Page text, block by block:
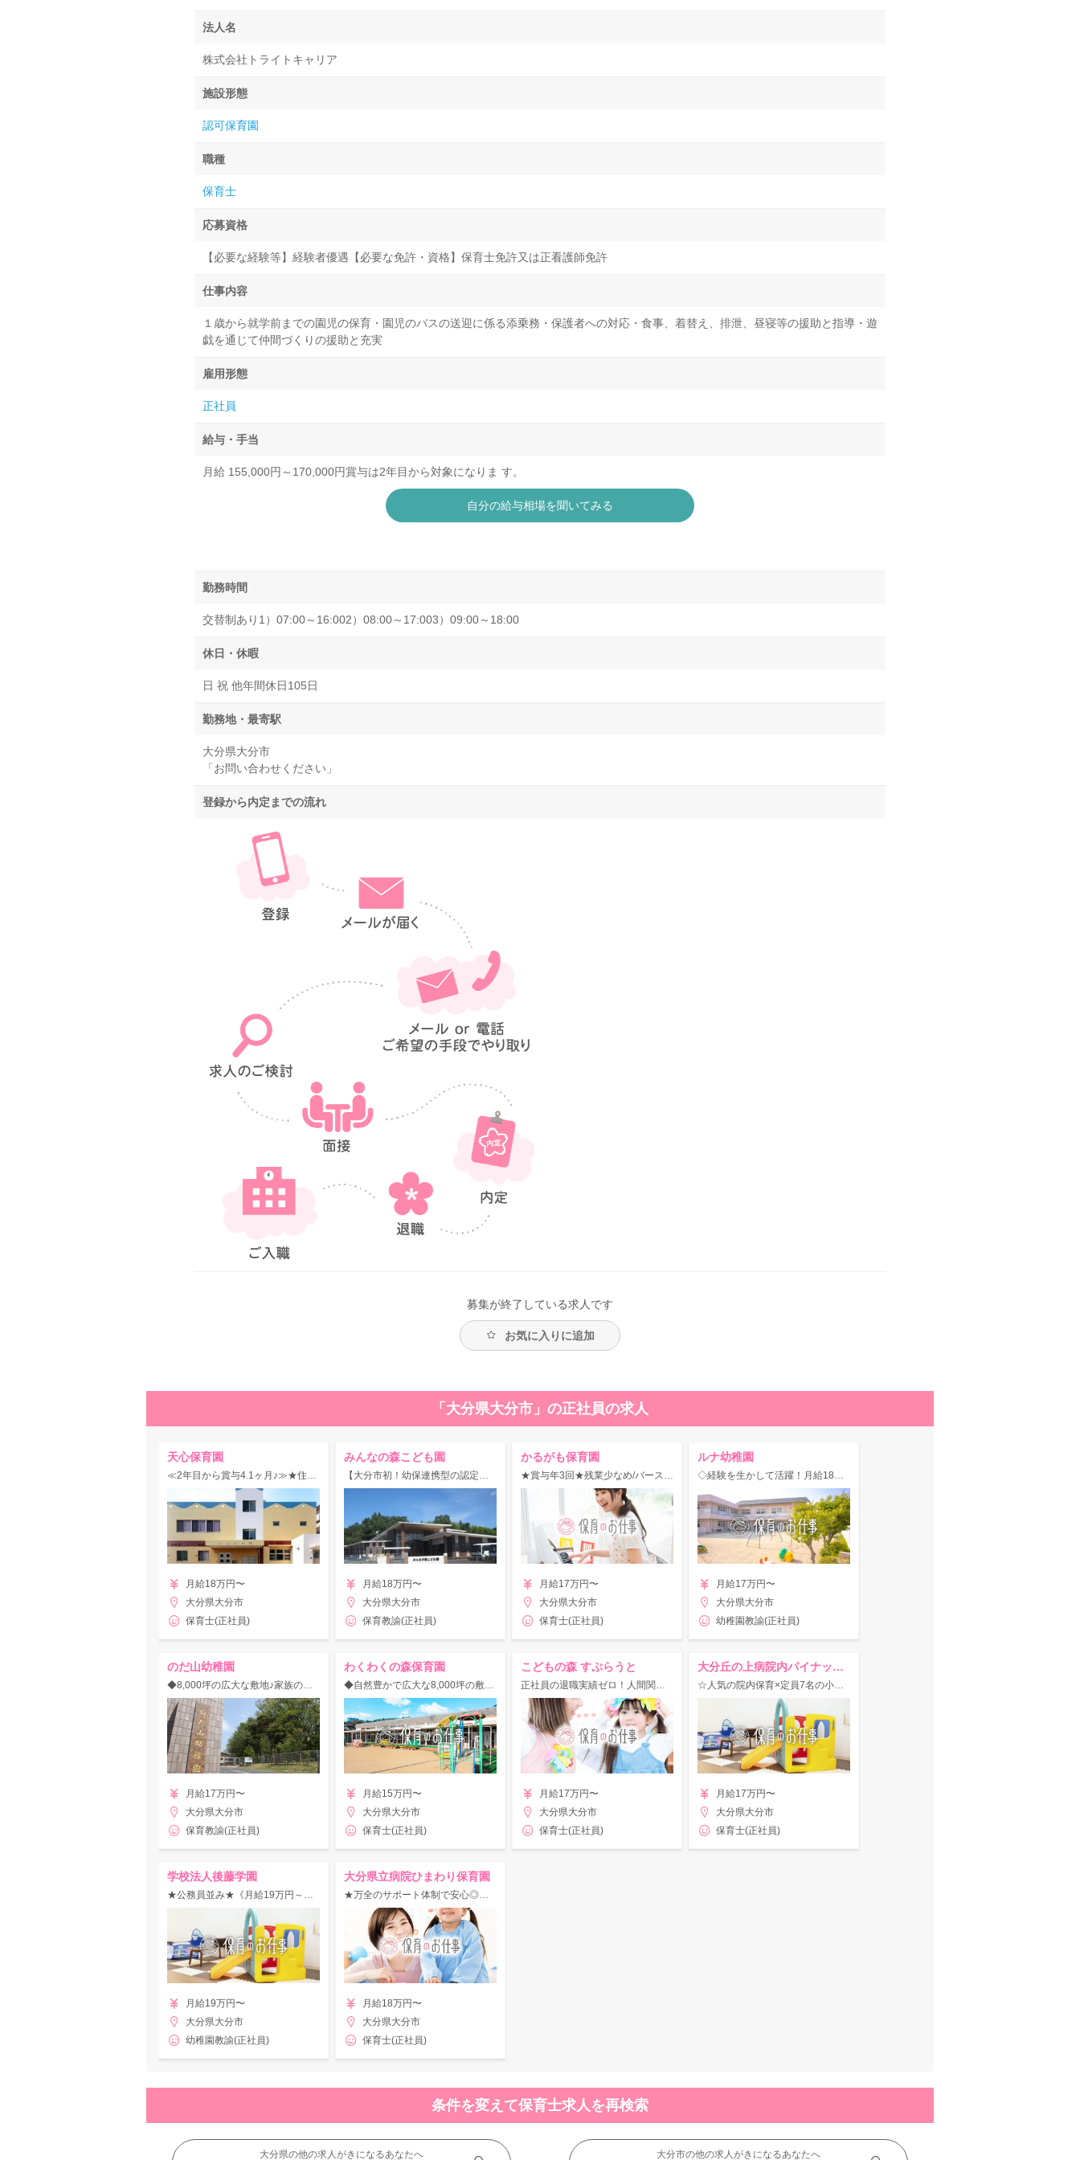
法人名
株式会社トライトキャリア
施設形態
認可保育園
職種
保育士
応募資格
【必要な経験等】経験者優遇【必要な免許・資格】保育士免許又は正看護師免許
仕事内容
１歳から就学前までの園児の保育・園児のバスの送迎に係る添乗務・保護者への対応・食事、着替え、排泄、昼寝等の援助と指導・遊
戯を通じて仲間づくりの援助と充実
雇用形態
正社員
給与・手当
月給 155,000円～170,000円賞与は2年目から対象になりま す。
自分の給与相場を聞いてみる
勤務時間
交替制あり1）07:00～16:002）08:00～17:003）09:00～18:00
休日・休暇
日 祝 他年間休日105日
勤務地・最寄駅
大分県大分市
「お問い合わせください」
登録から内定までの流れ
募集が終了している求人です
お気に入りに追加
「大分県大分市」の正社員の求人
天心保育園
≪2年目から賞与4.1ヶ月♪≫★住宅手当あり★自然あそびが好きな先生大歓迎！
月給18万円〜
大分県大分市
保育士(正社員)
みんなの森こども園
【大分市初！幼保連携型の認定こども園です！】◇育休取得実績あり◎マイカーOK！
月給18万円〜
大分県大分市
保育教諭(正社員)
かるがも保育園
★賞与年3回★残業少なめ/バースデー休暇/託児施設あり★安心して長く勤務できる！
月給17万円〜
大分県大分市
保育士(正社員)
ルナ幼稚園
◇経験を生かして活躍！月給18万円以上♪明るく誠実な先生を募集☆
月給17万円〜
大分県大分市
幼稚園教諭(正社員)
のだ山幼稚園
◆8,000坪の広大な敷地♪家族のような最高の仲間と働きませんか？
月給17万円〜
大分県大分市
保育教諭(正社員)
わくわくの森保育園
◆自然豊かで広大な8,000坪の敷地◆週休2日制×福利厚生充実◎働きやすさ抜群！
月給15万円〜
大分県大分市
保育士(正社員)
こどもの森 すぷらうと
正社員の退職実績ゼロ！人間関係の良さが自慢♪2名担任制×急な休みにも対応！≪残業少なめ◎≫
月給17万円〜
大分県大分市
保育士(正社員)
大分丘の上病院内パイナップル保育園
☆人気の院内保育×定員7名の小規模☆夜勤ナシ◎年休120日♪福利厚生×休暇・教育制度充実！
月給17万円〜
大分県大分市
保育士(正社員)
学校法人後藤学園
★公務員並み★《月給19万円～・賞与4.5ヶ月》住宅手当＆家族手当あり！産休・育休が取りやすい◎
月給19万円〜
大分県大分市
幼稚園教諭(正社員)
大分県立病院ひまわり保育園
★万全のサポート体制で安心◎病児保育室併設の院内保育園勤務！
月給18万円〜
大分県大分市
保育士(正社員)
条件を変えて保育士求人を再検索
大分県の他の求人がきになるあなたへ 大分市の他の求人がきになるあなたへ